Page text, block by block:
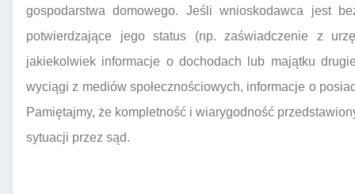
gospodarstwa domowego. Jeśli wnioskodawca jest
potwierdzające jego status (np. zaświadczenie z
jakiekolwiek informacje o dochodach lub majątku
wyciągi z mediów społecznościowych, informacje o
Pamiętajmy, że kompletność i wiarygodność
sytuacji przez sąd.